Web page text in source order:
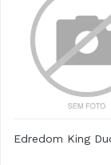
Edredom King